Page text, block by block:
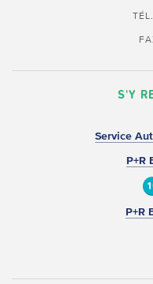
S'Y
Service
P+R
P+R